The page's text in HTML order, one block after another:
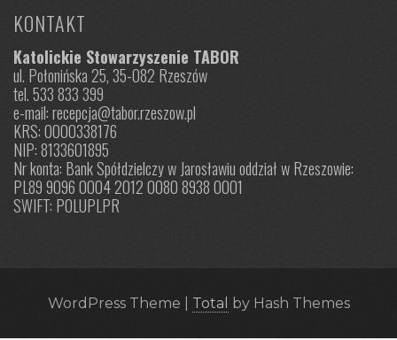
KONTAKT
Katolickie Stowarzyszenie TABOR
ul. Połonińska 25, 35-082 Rzeszów
tel. 533 833 399
e-mail: recepcja@tabor.rzeszow.pl
KRS: 0000338176
NIP: 8133601895
Nr konta: Bank Spółdzielczy w Jarosławiu oddział w Rzeszowie:
PL89 9096 0004 2012 0080 8938 0001
SWIFT: POLUPLPR
WordPress Theme Total by Hash Themes